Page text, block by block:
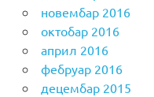
новембар 2016
октобар 2016
април 2016
фебруар 2016
децембар 2015